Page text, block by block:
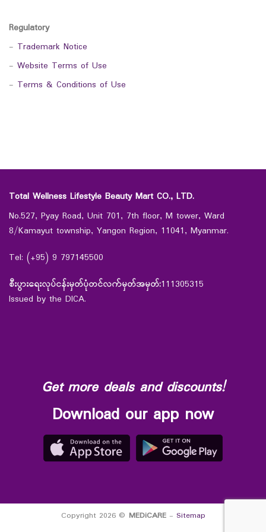
Regulatory
- Trademark Notice
- Website Terms of Use
- Terms & Conditions of Use
Total Wellness Lifestyle Beauty Mart CO., LTD.
No.527, Pyay Road, Unit 701, 7th floor, M tower, Ward
8/Kamayut township, Yangon Region, 11041, Myanmar.
Tel: (+95) 9 797145500
စီးပွားရေးလုပ်ငန်းမှတ်ပုံတင်လက်မှတ်အမှတ်:111305315
Issued by the DICA.
Get more deals and discounts!
Download our app now
Copyright 2026 © MEDiCARE- Sitemap